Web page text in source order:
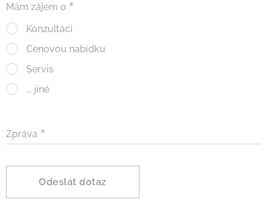
Mám zájem o
Konzultaci
Cenovou nabídku
Servis
... jiné
Zpráva
Odeslat dotaz